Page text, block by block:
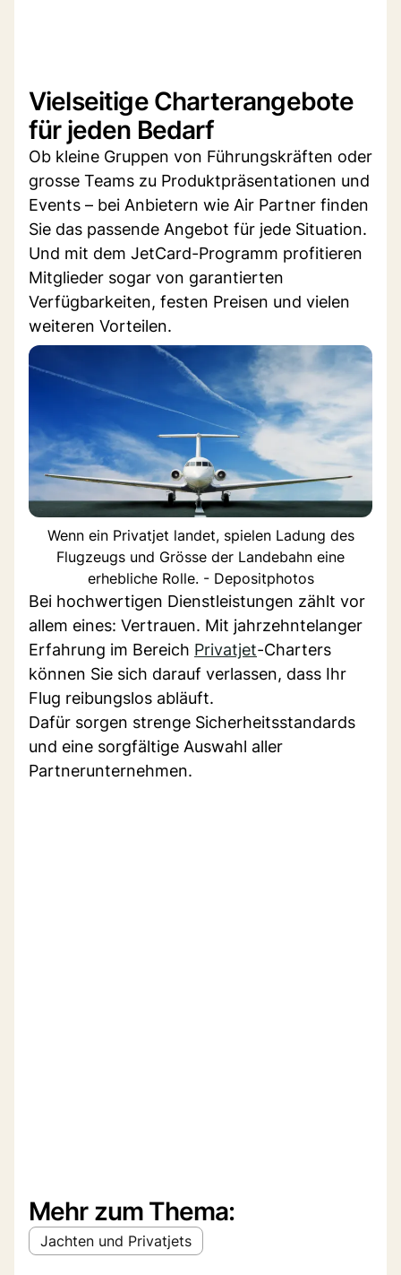
Vielseitige Charterangebote
für jeden Bedarf
Ob kleine Gruppen von Führungskräften oder
grosse Teams zu Produktpräsentationen und
Events – bei Anbietern wie Air Partner finden
Sie das passende Angebot für jede Situation.
Und mit dem JetCard-Programm profitieren
Mitglieder sogar von garantierten
Verfügbarkeiten, festen Preisen und vielen
weiteren Vorteilen.
Wenn ein Privatjet landet, spielen Ladung des
Flugzeugs und Grösse der Landebahn eine
erhebliche Rolle. - Depositphotos
Bei hochwertigen Dienstleistungen zählt vor
allem eines: Vertrauen. Mit jahrzehntelanger
Erfahrung im Bereich Privatjet-Charters
können Sie sich darauf verlassen, dass Ihr
Flug reibungslos abläuft.
Dafür sorgen strenge Sicherheitsstandards
und eine sorgfältige Auswahl aller
Partnerunternehmen.
Mehr zum Thema:
Jachten und Privatjets